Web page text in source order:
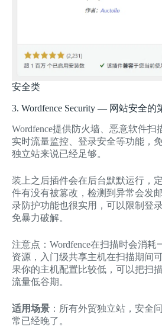
安全类
3. Wordfence Security — 网站安全的
Wordfence提供防火墙、恶意软件扫
实时流量监控、登录安全等功能，
独立站来说已经足够。
装上之后插件会在后台默默运行，
件有没有被篡改，检测到异常会发
录防护功能也很实用，可以限制登
免暴力破解。
注意点：Wordfence在扫描时会消耗
资源，入门级共享主机在扫描期间
果你的主机配置比较低，可以把扫
流量低谷期。
适用场景 ：所有外贸独立站，安全
常已经晚了。